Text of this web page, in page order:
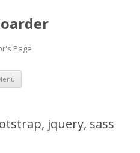
Page
Zum
springen
jquery, sass